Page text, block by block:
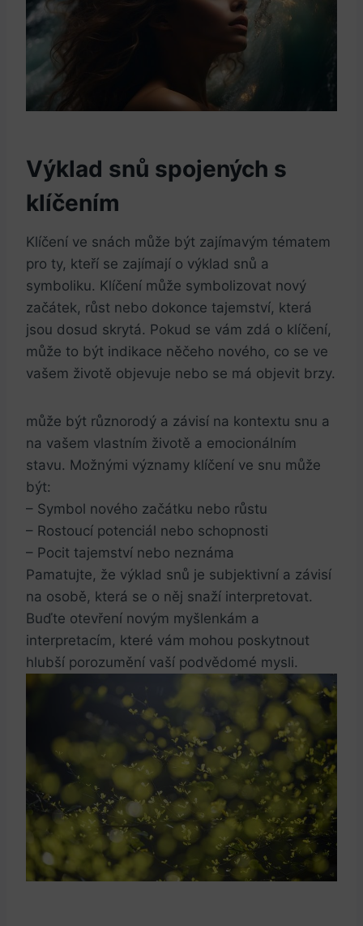
Výklad snů spojených s
klíčením
Klíčení ve snách může být zajímavým tématem
pro ty, kteří se zajímají o výklad snů a
symboliku. Klíčení může symbolizovat nový
začátek, růst nebo dokonce tajemství, která
jsou dosud skrytá. Pokud se vám zdá o klíčení,
může to být indikace něčeho nového, co se ve
vašem životě objevuje nebo se má objevit brzy.
může být různorodý a závisí na kontextu snu a
na vašem vlastním životě a emocionálním
stavu. Možnými významy klíčení ve snu může
být:
– Symbol nového začátku nebo růstu
– Rostoucí potenciál nebo schopnosti
– Pocit tajemství nebo neznáma
Pamatujte, že výklad snů je subjektivní a závisí
na osobě, která se o něj snaží interpretovat.
Buďte otevření novým myšlenkám a
interpretacím, které vám mohou poskytnout
hlubší porozumění vaší podvědomé mysli.